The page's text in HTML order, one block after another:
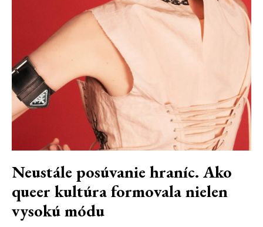
Neustále posúvanie hraníc. Ako
queer kultúra formovala nielen
vysokú módu